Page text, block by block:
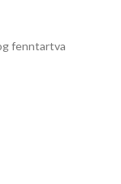
fenntartva